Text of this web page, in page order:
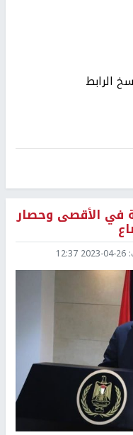
الرابط
في الأقصى وحصار
2023-04-26 12:37